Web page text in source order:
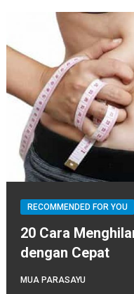
RECOMMENDED FOR YOU
20 Cara
dengan Cepat
MUA PARASAYU